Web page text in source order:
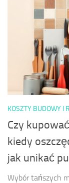
KOSZTY BUDOWY I
Czy
kiedy
jak unikać
Wybór tańszych